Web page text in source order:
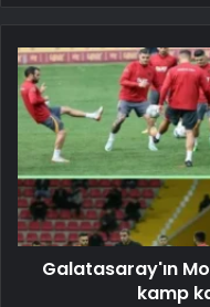
Galatasaray'ın
kamp